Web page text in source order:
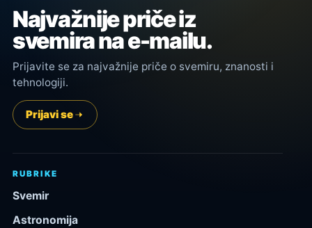
Najvažnije priče iz
svemira na e-mailu.
Prijavite se za najvažnije priče o svemiru, znanosti i
tehnologiji.
Prijavi se
RUBRIKE
Svemir
Astronomija